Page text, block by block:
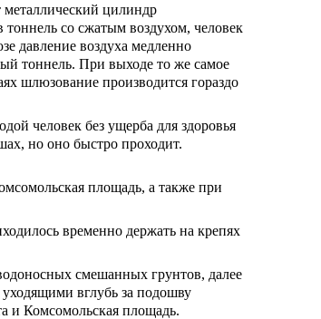
металлический цилиндр
со сжатым воздухом, человек
давление воздуха медленно
тоннель. При выходе то же самое
шлюзование производится гораздо
человек без ущерба для здоровья
но оно быстро проходит.
площадь, а также при
временно держать на крепях
смешанных грунтов, далее
вглубь за подошву
и Комсомольская площадь.